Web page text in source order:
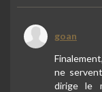
goan
ne
dirige le